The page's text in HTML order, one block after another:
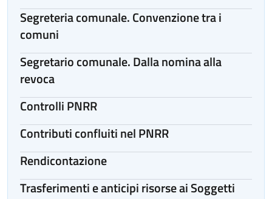
Segreteria comunale. Convenzione tra i
comuni
Segretario comunale. Dalla nomina alla
revoca
Controlli PNRR
Contributi confluiti nel PNRR
Rendicontazione
Trasferimenti e anticipi risorse ai Soggetti